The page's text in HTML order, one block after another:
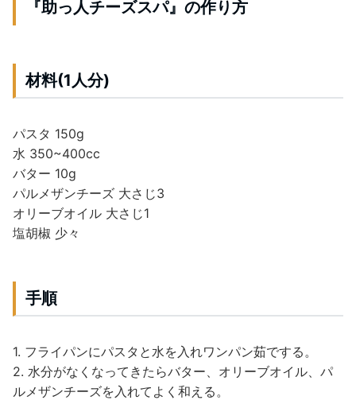
『助っ人チーズスパ』の作り方
材料(1人分)
パスタ 150g
水 350~400cc
バター 10g
パルメザンチーズ 大さじ3
オリーブオイル 大さじ1
塩胡椒 少々
手順
1. フライパンにパスタと水を入れワンパン茹でする。
2. 水分がなくなってきたらバター、オリーブオイル、パ
ルメザンチーズを入れてよく和える。